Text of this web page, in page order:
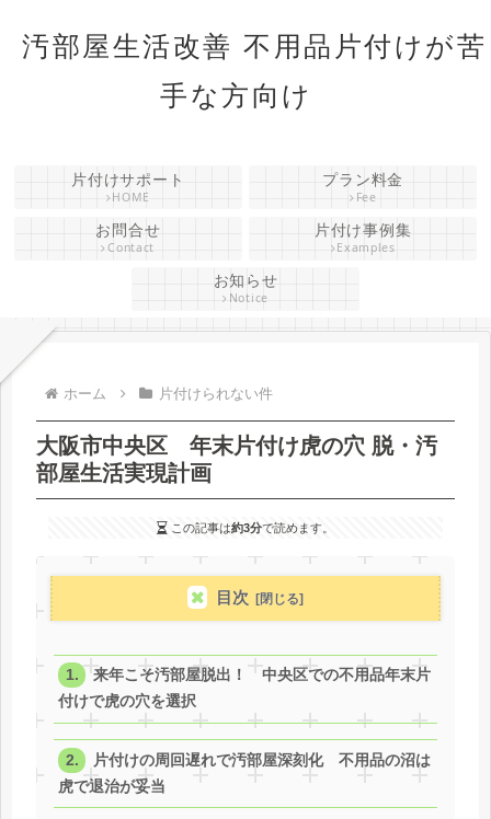
汚部屋生活改善 不用品片付けが苦
手な方向け
片付けサポート
HOME
プラン料金
Fee
お問合せ
Contact
片付け事例集
Examples
お知らせ
Notice
ホーム 片付けられない件
大阪市中央区 年末片付け虎の穴 脱・汚
部屋生活実現計画
この記事は約3分で読めます。
目次
来年こそ汚部屋脱出！ 中央区での不用品年末片
付けで虎の穴を選択
片付けの周回遅れで汚部屋深刻化 不用品の沼は
虎で退治が妥当